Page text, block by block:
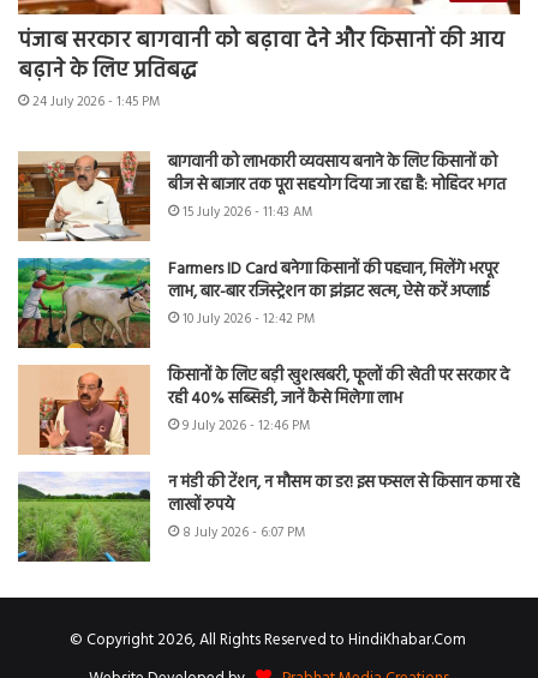
पंजाब सरकार बागवानी को बढ़ावा देने और किसानों की आय
बढ़ाने के लिए प्रतिबद्ध
24 July 2026 - 1:45 PM
बागवानी को लाभकारी व्यवसाय बनाने के लिए किसानों को
बीज से बाजार तक पूरा सहयोग दिया जा रहा है: मोहिंदर भगत
15 July 2026 - 11:43 AM
Farmers ID Card बनेगा किसानों की पहचान, मिलेंगे भरपूर
लाभ, बार-बार रजिस्ट्रेशन का झंझट खत्म, ऐसे करें अप्लाई
10 July 2026 - 12:42 PM
किसानों के लिए बड़ी खुशखबरी, फूलों की खेती पर सरकार दे
रही 40% सब्सिडी, जानें कैसे मिलेगा लाभ
9 July 2026 - 12:46 PM
न मंडी की टेंशन, न मौसम का डर! इस फसल से किसान कमा रहे
लाखों रुपये
8 July 2026 - 6:07 PM
© Copyright 2026, All Rights Reserved to HindiKhabar.Com